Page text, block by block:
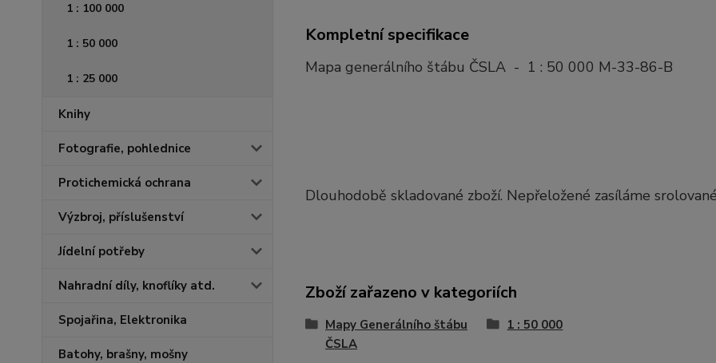
1 : 100 000
1 : 50 000
1 : 25 000
Knihy
Fotografie, pohlednice
Protichemická ochrana
Výzbroj, příslušenství
Jídelní potřeby
Nahradní díly, knoflíky atd.
Spojařina, Elektronika
Batohy, brašny, mošny
Kompletní specifikace
Mapa generálního štábu ČSLA - 1 : 50 000 M-33-86-B
Dlouhodobě skladované zboží. Nepřeložené zasíláme
Zboží zařazeno v kategoriích
Mapy Generálního štábu
ČSLA
1 : 50 000